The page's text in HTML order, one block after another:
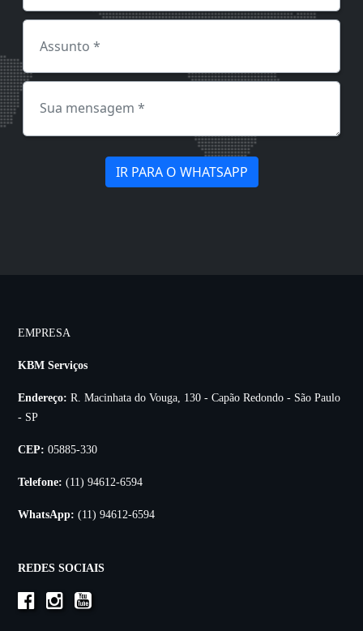
IR PARA O WHATSAPP
EMPRESA
KBM Serviços
Endereço: R. Macinhata do Vouga, 130 - Capão Redondo - São Paulo
- SP
CEP: 05885-330
Telefone: (11) 94612-6594
WhatsApp: (11) 94612-6594
REDES SOCIAIS